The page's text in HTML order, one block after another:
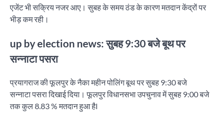
एजेंट भी सक्रिय नजर आए। सुबह के समय ठंड के कारण मतदान केंद्रों पर
भीड़ कम रही।
up by election news: सुबह 9:30 बजे बूथ पर
सन्नाटा पसरा
प्रयागराज की फूलपुर के नैका महीन पोलिंग बूथ पर सुबह 9:30 बजे
सन्नाटा पसरा दिखाई दिया। फूलपुर विधानसभा उपचुनाव में सुबह 9:00 बजे
तक कुल 8.83 % मतदान हुआ हैl